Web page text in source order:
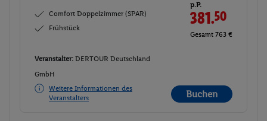
Comfort Doppelzimmer (SPAR)
Frühstück
p.P.
381.50
Gesamt 763 €
Veranstalter: DERTOUR Deutschland
GmbH
Weitere Informationen des
Veranstalters
Buchen